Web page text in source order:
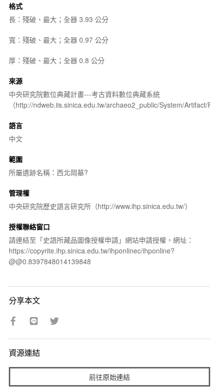
格式
長：殘破、最大；全器 3.93 公分
寬：殘破、最大；全器 0.97 公分
厚：殘破、最大；全器 0.8 公分
來源
中央研究院數位典藏計畫---考古資料數位典藏系統
（http://ndweb.iis.sinica.edu.tw/archaeo2_public/System/Artifact/
語言
中文
範圍
所屬遺跡名稱：西北岡墓?
管理權
中央研究院歷史語言研究所（http://www.ihp.sinica.edu.tw/）
授權聯絡窗口
請連結至「史語所藏品圖像授權申請」網站申請授權，網址：
https://copyrite.ihp.sinica.edu.tw/ihponlinec/ihponline?
@@0.8397848014139848
分享本文
資源連結
前往原始連結